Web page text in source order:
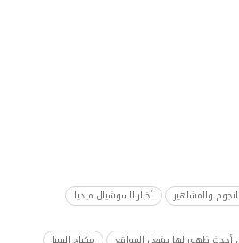
والمشاهير
أخبار،السوشيال،ميديا